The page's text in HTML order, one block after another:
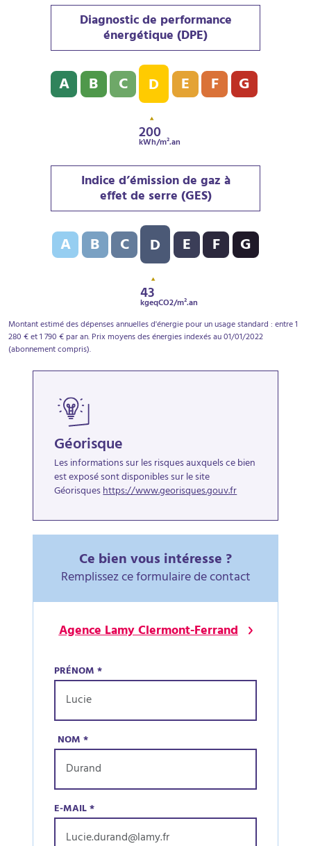
Diagnostic de performance
énergétique (DPE)
Diagnostic de performance énergétique (DPE) : D -
A B C D
200
kWh/m².an
E F G
Indice d’émission de gaz à
effet de serre (GES)
Indice d’émission de gaz à effet de serre (GES) : D -
A B C D
43
kgeqCO2/m².an
E F G
Montant estimé des dépenses annuelles d'énergie pour un usage standard : entre 1
280 € et 1 790 € par an. Prix moyens des énergies indexés au 01/01/2022
(abonnement compris).
Géorisque
Les informations sur les risques auxquels ce bien
est exposé sont disponibles sur le site
Géorisqueshttps://www.georisques.gouv.fr
Ce bien vous intéresse ?
Remplissez ce formulaire de contact
Agence Lamy Clermont-Ferrand
PRÉNOM*
NOM*
E-MAIL*